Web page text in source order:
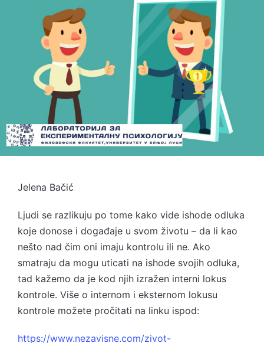
Jelena Bačić
Ljudi se razlikuju po tome kako vide ishode odluka
koje donose i događaje u svom životu – da li kao
nešto nad čim oni imaju kontrolu ili ne. Ako
smatraju da mogu uticati na ishode svojih odluka,
tad kažemo da je kod njih izražen interni lokus
kontrole. Više o internom i eksternom lokusu
kontrole možete pročitati na linku ispod:
https://www.nezavisne.com/zivot-